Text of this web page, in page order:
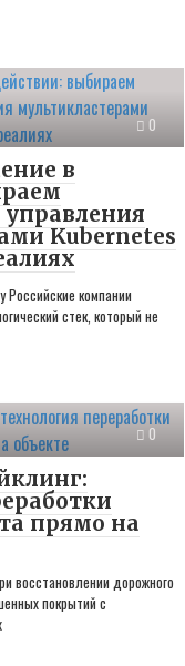
0
в
Kubernetes
Российские компании
стек, который не
0
прямо на
восстановлении дорожного
покрытий с